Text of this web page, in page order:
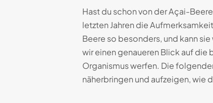
Hast du schon von der Açai-
letzten Jahren die
Beere so besonders, und kann
wir einen genaueren Blick auf
Organismus werfen. Die
näherbringen und aufzeigen, wie